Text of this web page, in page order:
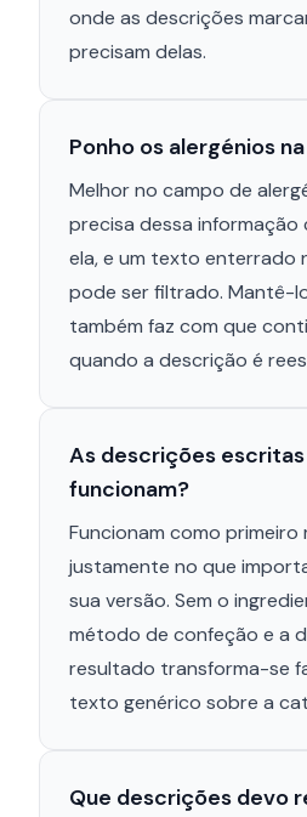
onde as descrições
precisam delas.
Ponho os alergénios
Melhor no campo de
precisa dessa
ela, e um texto enterrado
pode ser filtrado. Mantê-
também faz com que
quando a descrição é
As descrições
funcionam?
Funcionam como primeiro
justamente no que
sua versão. Sem o
método de confeção e a
resultado transforma-se
texto genérico sobre a
Que descrições devo